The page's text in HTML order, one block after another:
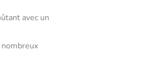
avec un